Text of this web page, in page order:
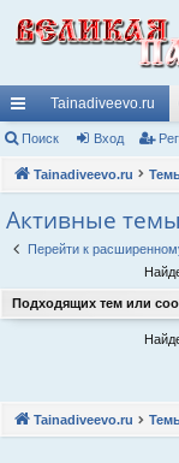
с
ы
лк
и
Tainadiveevo.ru
Поиск Вход
Tainadiveevo.ru
Активные темы
Перейти к
Подходящих тем или
Tainadiveevo.ru